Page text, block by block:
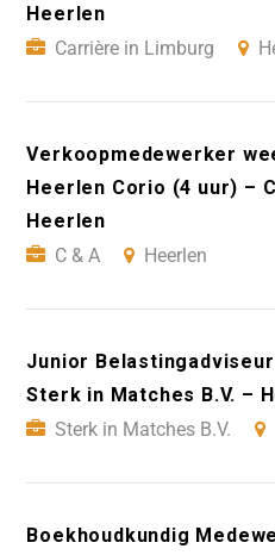
Heerlen
Carrière in Limburg
Verkoopmedewerker
Heerlen Corio (4 uur) –
Heerlen
C & A
Heerlen
Junior
Sterk in Matches B.V. –
Sterk in Matches B.V.
Boekhoudkundig